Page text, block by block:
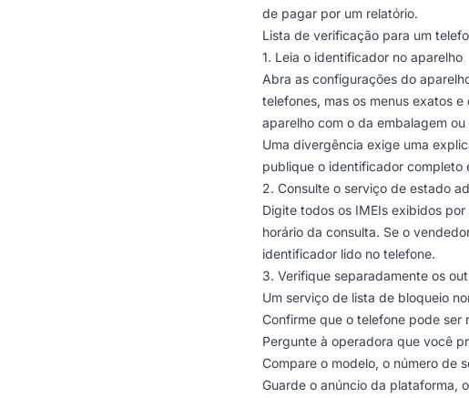
de pagar por um relatório.
Lista de verificação para um
1. Leia o identificador no aparelho
Abra as configurações do
telefones, mas os menus exatos
aparelho com o da embalagem
Uma divergência exige uma
publique o identificador completo
2. Consulte o serviço de estado
Digite todos os IMEIs exibidos
horário da consulta. Se o
identificador lido no telefone.
3. Verifique separadamente os
Um serviço de lista de bloqueio
Confirme que o telefone pode
Pergunte à operadora que você
Compare o modelo, o número de
Guarde o anúncio da plataforma,